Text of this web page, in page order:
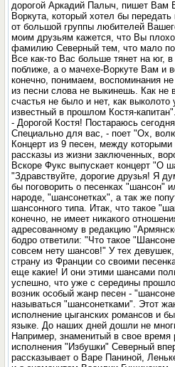
дорогой Аркадий Палыч, пишет Вам
Воркута, который хотел бы
от большой группы любителей
моим друзьям кажется, что Вы
фамилию Северный тем, что мало
Все как-то Вас больше тянет на юг,
поближе, а о мачехе-Воркуте Вам и
конечно, понимаем, воспоминания
из песни слова не выкинешь. Как не
счастья не было и нет, как
известный в прошлом Костя-капитан".
- Дорогой Костя! Постараюсь
Специально для вас, - поет "Ох,
Концерт из 9 песен, между которыми
рассказы из жизни заключенных,
Вскоре Фукс выпускает концерт "О
"Здравствуйте, дорогие друзья! Я
бы поговорить о песенках "шансон"
народе, "шансонетках", а так же
шансонного типа. Итак, что такое
конечно, не имеет никакого
адресованному в редакцию
бодро ответили: "Что такое
совсем нету шансов!" У тех
страну из Франции со своими
еще какие! И они этими шансами
успешно, что уже с середины
возник особый жанр песен -
называться "шансонетками". Этот
исполнение цыганских романсов и
языке. До наших дней дошли не
Например, знаменитый в свое
исполнения "Избушки" Северный
рассказывает о Варе Паниной,